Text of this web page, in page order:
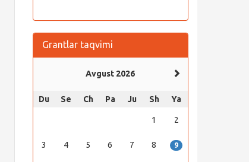
Grantlar taqvimi
Avgust 2026
Du Se Ch Pa Ju Sh Ya
1 2
3 4 5 6 7 8 9